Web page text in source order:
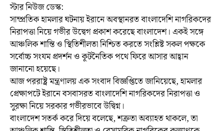
স্টার নিউজ ডেস্ক:
সাম্প্রতিক হামলার ঘটনায় ইরানে অবস্থানরত বাংলাদেশি নাগরিকদের
নিরাপত্তা নিয়ে গভীর উদ্বেগ প্রকাশ করেছে বাংলাদেশ। একই সঙ্গে
আঞ্চলিক শান্তি ও স্থিতিশীলতা নিশ্চিত করতে সংশ্লিষ্ট সকল পক্ষকে
সর্বোচ্চ সংযম প্রদর্শন ও কূটনৈতিক পথে ফিরে আসার আহ্বান
জানানো হয়েছে।
আজ পররাষ্ট্র মন্ত্রণালয় এক সংবাদ বিজ্ঞপ্তিতে জানিয়েছে, হামলার
প্রেক্ষাপটে ইরানে বসবাসরত বাংলাদেশি নাগরিকদের নিরাপত্তা ও
সুরক্ষা নিয়ে সরকার গভীরভাবে উদ্বিগ্ন।
বাংলাদেশ সতর্ক করে দিয়ে বলেছে, শত্রুতা অব্যাহত থাকলে, তা